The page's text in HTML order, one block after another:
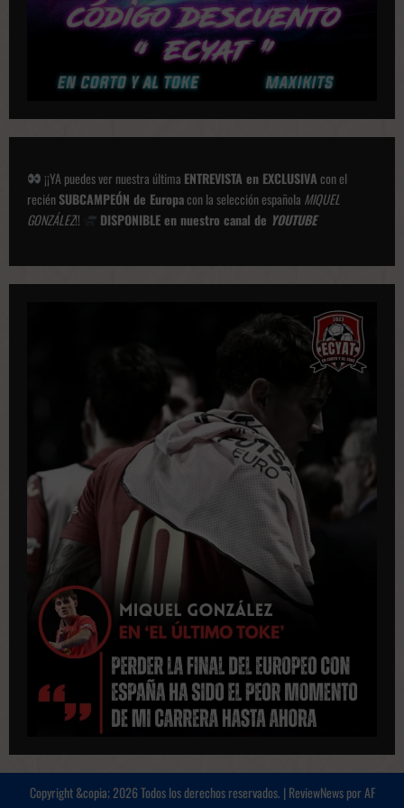
¡¡YA puedes ver nuestra última ENTREVISTA en EXCLUSIVAcon el
reciénSUBCAMPEÓN de Europacon la selección española MIQUEL
GONZÁLEZ!! DISPONIBLE en nuestro canal de YOUTUBE
Copyright &copia; 2026 Todos los derechos reservados. |ReviewNewspor AF